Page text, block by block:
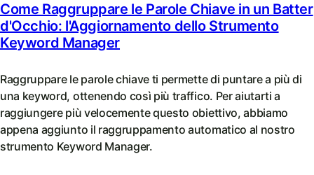
Come Raggruppare le Parole Chiave in un Batter
d'Occhio: l'Aggiornamento dello Strumento
Keyword Manager
Raggruppare le parole chiave ti permette di puntare a più di
una keyword, ottenendo così più traffico. Per aiutarti a
raggiungere più velocemente questo obiettivo, abbiamo
appena aggiunto il raggruppamento automatico al nostro
strumento Keyword Manager.